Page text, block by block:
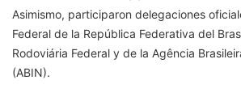
Asimismo, participaron delegaciones
Federal de la República Federativa del
Rodoviária Federal y de la Agência
(ABIN).